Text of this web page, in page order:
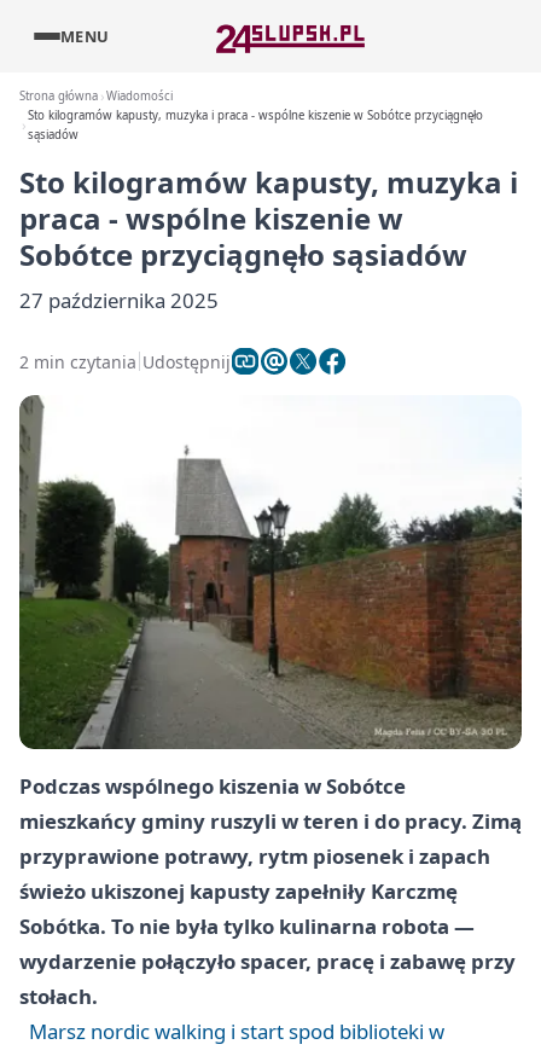
MENU
Strona główna Wiadomości
Sto kilogramów kapusty, muzyka i praca - wspólne kiszenie w Sobótce przyciągnęło
sąsiadów
Sto kilogramów kapusty, muzyka i
praca - wspólne kiszenie w
Sobótce przyciągnęło sąsiadów
27 października 2025
2 min czytania Udostępnij
Podczas wspólnego kiszenia w Sobótce
mieszkańcy gminy ruszyli w teren i do pracy. Zimą
przyprawione potrawy, rytm piosenek i zapach
świeżo ukiszonej kapusty zapełniły Karczmę
Sobótka. To nie była tylko kulinarna robota —
wydarzenie połączyło spacer, pracę i zabawę przy
stołach.
Marsz nordic walking i start spod biblioteki w